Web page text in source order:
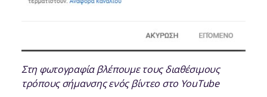
Στη φωτογραφία βλέπουμε τους διαθέσιμους
τρόπους σήμανσης ενός βίντεο στο YouTube